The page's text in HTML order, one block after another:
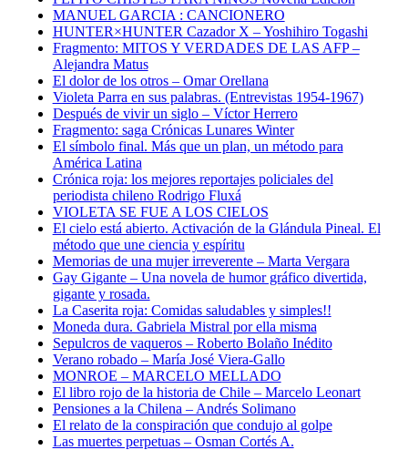
MANUEL GARCIA : CANCIONERO
HUNTER×HUNTER Cazador X – Yoshihiro Togashi
Fragmento: MITOS Y VERDADES DE LAS AFP –
Alejandra Matus
El dolor de los otros – Omar Orellana
Violeta Parra en sus palabras. (Entrevistas 1954-1967)
Después de vivir un siglo – Víctor Herrero
Fragmento: saga Crónicas Lunares Winter
El símbolo final. Más que un plan, un método para
América Latina
Crónica roja: los mejores reportajes policiales del
periodista chileno Rodrigo Fluxá
VIOLETA SE FUE A LOS CIELOS
El cielo está abierto. Activación de la Glándula Pineal. El
método que une ciencia y espíritu
Memorias de una mujer irreverente – Marta Vergara
Gay Gigante – Una novela de humor gráfico divertida,
gigante y rosada.
La Caserita roja: Comidas saludables y simples!!
Moneda dura. Gabriela Mistral por ella misma
Sepulcros de vaqueros – Roberto Bolaño Inédito
Verano robado – María José Viera-Gallo
MONROE – MARCELO MELLADO
El libro rojo de la historia de Chile – Marcelo Leonart
Pensiones a la Chilena – Andrés Solimano
El relato de la conspiración que condujo al golpe
Las muertes perpetuas – Osman Cortés A.